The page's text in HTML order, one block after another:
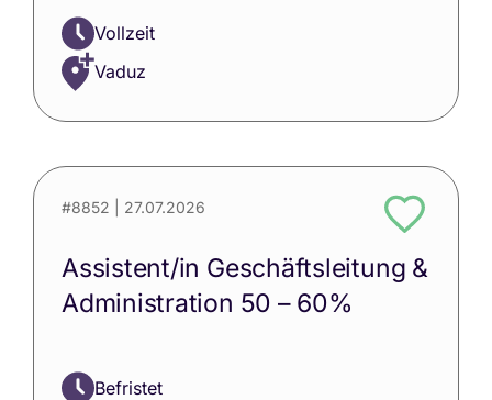
Vollzeit
Vaduz
#8852 | 27.07.2026
Assistent/in Geschäftsleitung &
Administration 50 – 60%
Befristet